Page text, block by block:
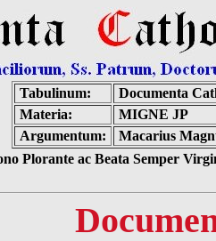
Tabulinum:
Documenta
Materia:
MIGNE JP
Argumentum:
Macarius
Plorante ac Beata Semper